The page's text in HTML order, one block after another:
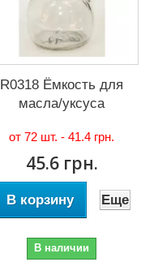
R0318 Ёмкость для
масла/уксуса
от 72 шт. -41.4 грн.
45.6 грн.
В корзину Еще
В наличии